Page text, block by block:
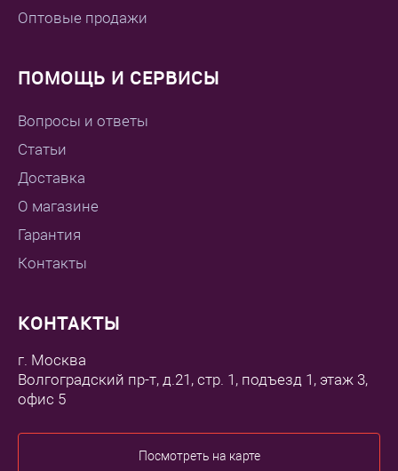
Оптовые продажи
ПОМОЩЬ И СЕРВИСЫ
Вопросы и ответы
Статьи
Доставка
О магазине
Гарантия
Контакты
КОНТАКТЫ
г. Москва
Волгоградский пр-т, д.21, стр. 1, подъезд 1, этаж 3,
офис 5
Посмотреть на карте